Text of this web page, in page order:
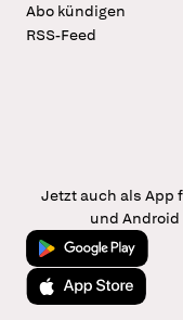
Abo kündigen
RSS-Feed
Jetzt auch als App
und Android
Jetzt bei Google Play
Laden im App Store